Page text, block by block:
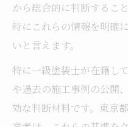
から総合的に判断するこ
時にこれらの情報を明確
いと言えます。
特に一級塗装士が在籍し
や過去の施工事例の公開
効な判断材料です。東京